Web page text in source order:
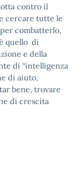
contro il
cercare tutte le
combatterlo,
quello di
e della
di “intelligenza
di aiuto,
bene, trovare
di crescita